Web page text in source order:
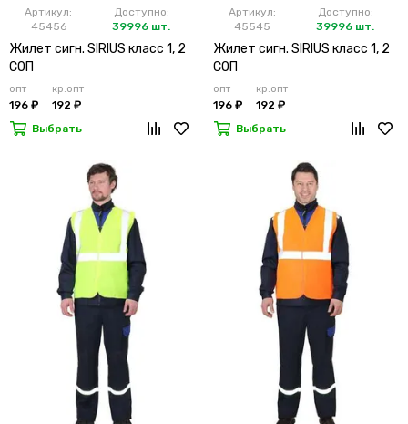
Артикул:
45456
Доступно:
39996 шт.
Жилет сигн. SIRIUS класс 1, 2
СОП
опт
196 ₽
кр.опт
192 ₽
Выбрать
Артикул:
45545
Доступно:
39996 шт.
Жилет сигн. SIRIUS класс 1, 2
СОП
опт
196 ₽
кр.опт
192 ₽
Выбрать